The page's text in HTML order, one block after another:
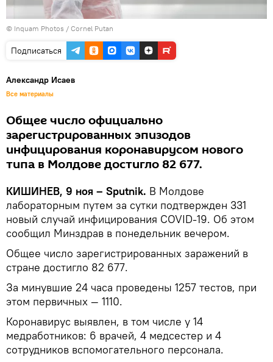
© Inquam Photos / Cornel Putan
Подписаться
Александр Исаев
Все материалы
Общее число официально
зарегистрированных эпизодов
инфицирования коронавирусом нового
типа в Молдове достигло 82 677.
КИШИНЕВ, 9 ноя – Sputnik. В Молдове
лабораторным путем за сутки подтвержден 331
новый случай инфицирования COVID-19. Об этом
сообщил Минздрав в понедельник вечером.
Общее число зарегистрированных заражений в
стране достигло 82 677.
За минувшие 24 часа проведены 1257 тестов, при
этом первичных — 1110.
Коронавирус выявлен, в том числе у 14
медработников: 6 врачей, 4 медсестер и 4
сотрудников вспомогательного персонала.